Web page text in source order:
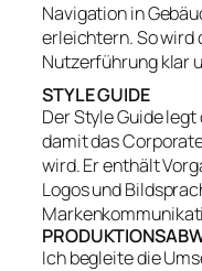
Navigation in
erleichtern. So wird
Nutzerführung klar
STYLE GUIDE
Der Style Guide
damit das
wird. Er enthält
Logos und
Ich begleite die